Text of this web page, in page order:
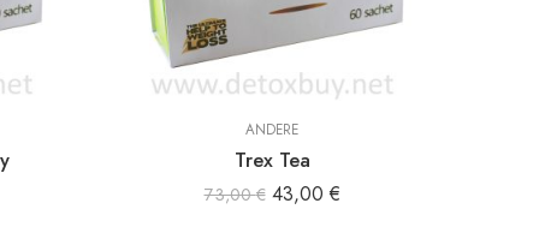
ANDERE
Trex Tea
73,00€ 43,00 €